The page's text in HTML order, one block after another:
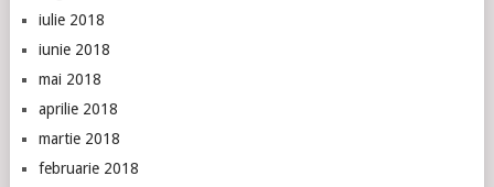
iulie 2018
iunie 2018
mai 2018
aprilie 2018
martie 2018
februarie 2018